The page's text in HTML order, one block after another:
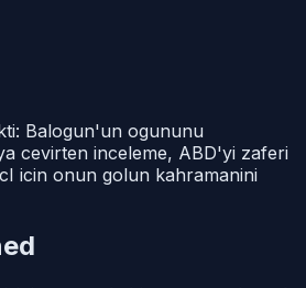
Balogun'un ogununu
cevirten inceleme, ABD'yi zaferi
icin onun golun kahramanini